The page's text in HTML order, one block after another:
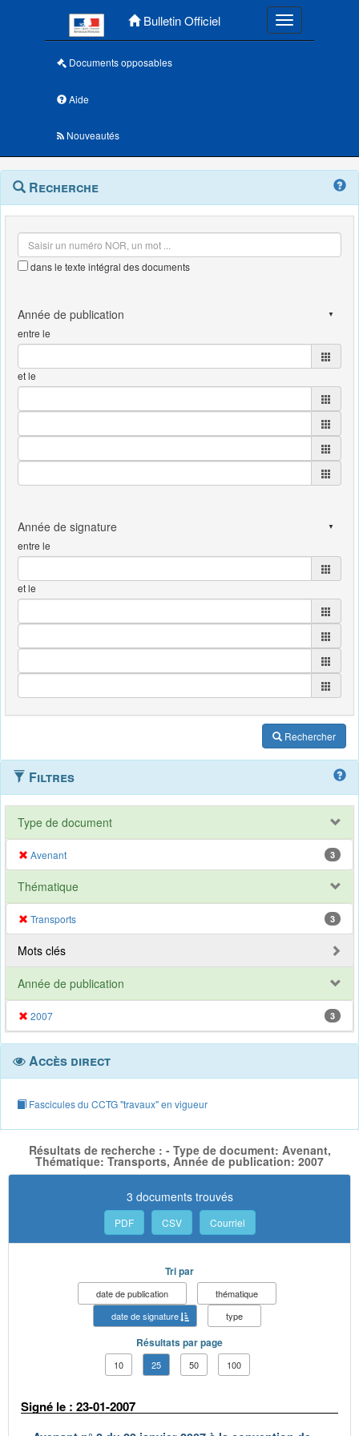
Bulletin Officiel Toggle
Documents opposables
Aide
Nouveautés
Navigation
outils
Menu
contextuel
Recherche
dans le texte intégral des documents
entre le
et le
entre le
et le
Rechercher
Filtres
Type de document
Avenant 3
Thématique
Transports 3
Mots clés
Année de publication
2007 3
Accès direct
Fascicules du CCTG "travaux" en vigueur
Résultats de recherche : - Type de document: Avenant,
Thématique: Transports, Année de publication: 2007
3 documents trouvés
PDF CSV Courriel
Tri par
date de publication
thématique
date de signature
type
Résultats par page
10 25 50 100
Signé le : 23-01-2007